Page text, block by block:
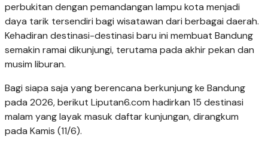
perbukitan dengan pemandangan lampu kota menjadi
daya tarik tersendiri bagi wisatawan dari berbagai daerah.
Kehadiran destinasi-destinasi baru ini membuat Bandung
semakin ramai dikunjungi, terutama pada akhir pekan dan
musim liburan.
Bagi siapa saja yang berencana berkunjung ke Bandung
pada 2026, berikut Liputan6.com hadirkan 15 destinasi
malam yang layak masuk daftar kunjungan, dirangkum
pada Kamis (11/6).